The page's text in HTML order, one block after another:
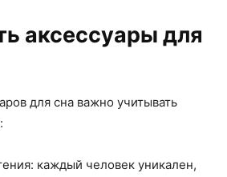
аксессуары для
для сна важно учитывать
каждый человек уникален,